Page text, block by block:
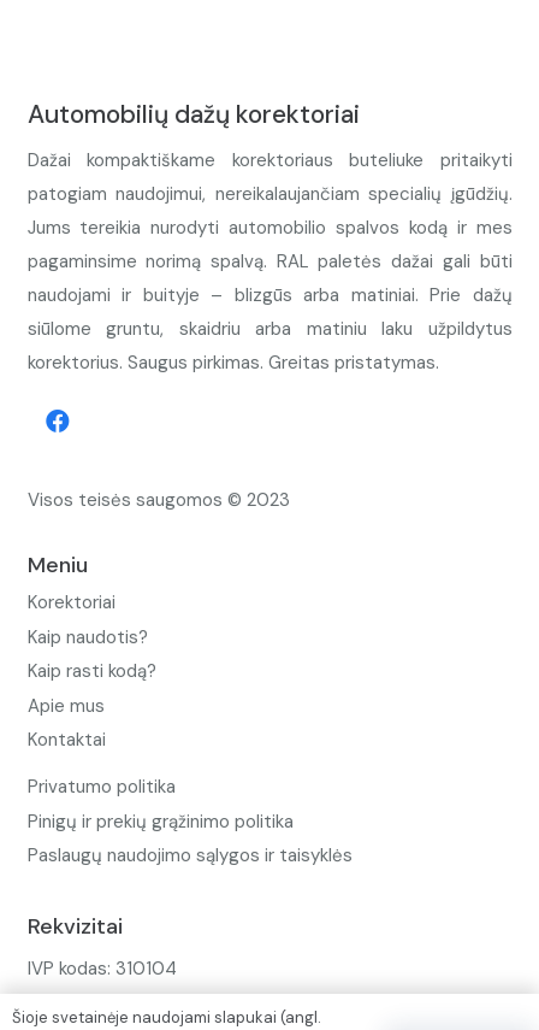
Automobilių dažų korektoriai
Dažai kompaktiškame korektoriaus buteliuke pritaikyti
patogiam naudojimui, nereikalaujančiam specialių įgūdžių.
Jums tereikia nurodyti automobilio spalvos kodą ir mes
pagaminsime norimą spalvą. RAL paletės dažai gali būti
naudojami ir buityje – blizgūs arba matiniai. Prie dažų
siūlome gruntu, skaidriu arba matiniu laku užpildytus
korektorius. Saugus pirkimas. Greitas pristatymas.
Visos teisės saugomos © 2023
Meniu
Korektoriai
Kaip naudotis?
Kaip rasti kodą?
Apie mus
Kontaktai
Privatumo politika
Pinigų ir prekių grąžinimo politika
Paslaugų naudojimo sąlygos ir taisyklės
Rekvizitai
IVP kodas: 310104
Šioje svetainėje naudojami slapukai (angl.